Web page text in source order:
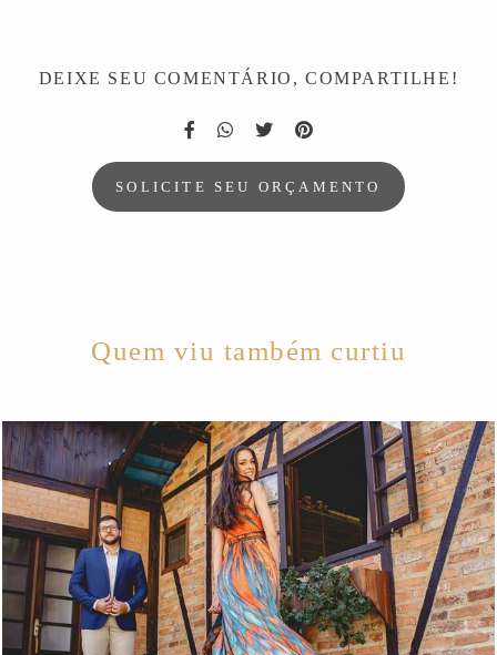
DEIXE SEU COMENTÁRIO, COMPARTILHE!
SOLICITE SEU ORÇAMENTO
Quem viu também curtiu